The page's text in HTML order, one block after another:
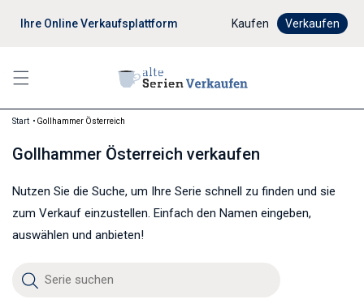
Ihre Online Verkaufsplattform Digitaler
Kaufen Verkaufen
Start Gollhammer Österreich
Gollhammer Österreich verkaufen
Nutzen Sie die Suche, um Ihre Serie schnell zu finden und sie
zum Verkauf einzustellen. Einfach den Namen eingeben,
auswählen und anbieten!
Serie suchen